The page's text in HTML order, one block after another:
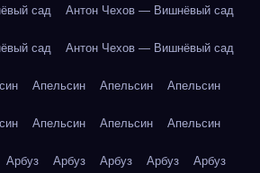
сад Антон Чехов — Вишнёвый сад
сад Антон Чехов — Вишнёвый сад
Апельсин Апельсин Апельсин
Апельсин Апельсин Апельсин
Арбуз Арбуз Арбуз Арбуз Арбуз